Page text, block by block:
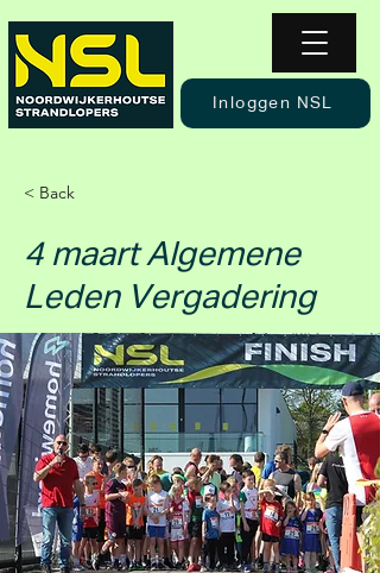
Inloggen NSL
< Back
4 maart Algemene
Leden Vergadering